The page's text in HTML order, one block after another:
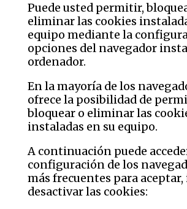
Puede usted permitir,
eliminar las cookies
equipo mediante la
opciones del navegador
ordenador.
En la mayoría de los
ofrece la posibilidad de
bloquear o eliminar las
instaladas en su equipo.
A continuación puede
configuración de los
más frecuentes para
desactivar las cookies: